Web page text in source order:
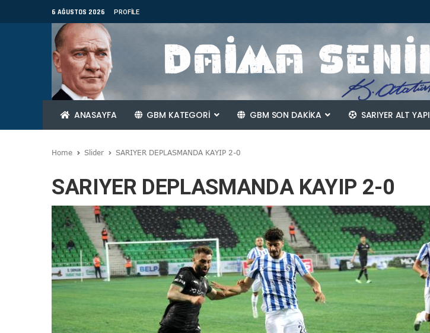
6 AĞUSTOS 2026 PROFILE
ANASAYFA GBM KATEGORİ GBM SON DAKİKA SARIYER ALT YAPI
Home Slider SARIYER DEPLASMANDA KAYIP 2-0
SARIYER DEPLASMANDA KAYIP 2-0